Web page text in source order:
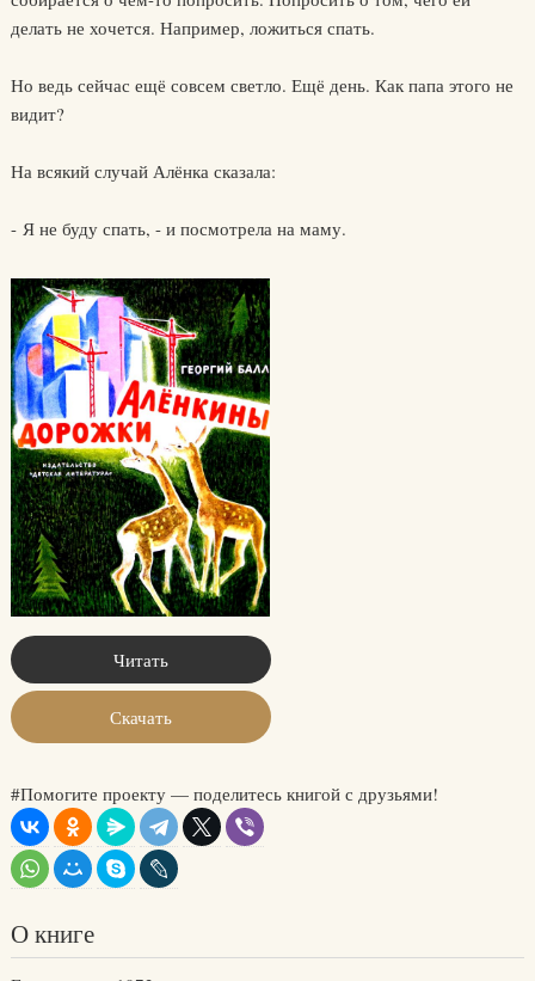
делать не хочется. Например, ложиться спать.
Но ведь сейчас ещё совсем светло. Ещё день. Как папа этого не
видит?
На всякий случай Алёнка сказала:
- Я не буду спать, - и посмотрела на маму.
Читать
Скачать
#Помогите проекту — поделитесь книгой с друзьями!
О книге